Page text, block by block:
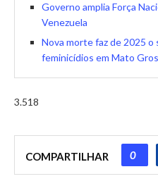
Governo amplia Força
Venezuela
Nova morte faz de 2025 o
feminicídios em Mato
3.518
COMPARTILHAR 0